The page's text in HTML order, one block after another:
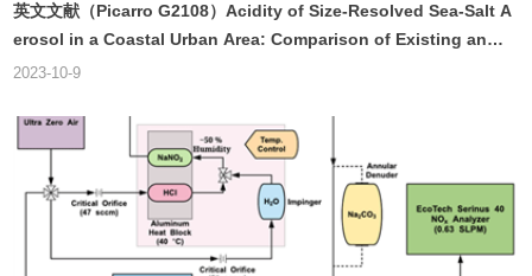
英文文献（Picarro G2108）Acidity of Size-Resolved Sea-Salt A
erosol in a Coastal Urban Area: Comparison of Existing and
New Approaches
2023-10-9